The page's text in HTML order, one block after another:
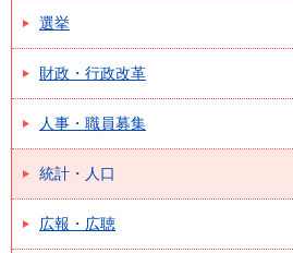
選挙
財政・行政改革
人事・職員募集
統計・人口
広報・広聴